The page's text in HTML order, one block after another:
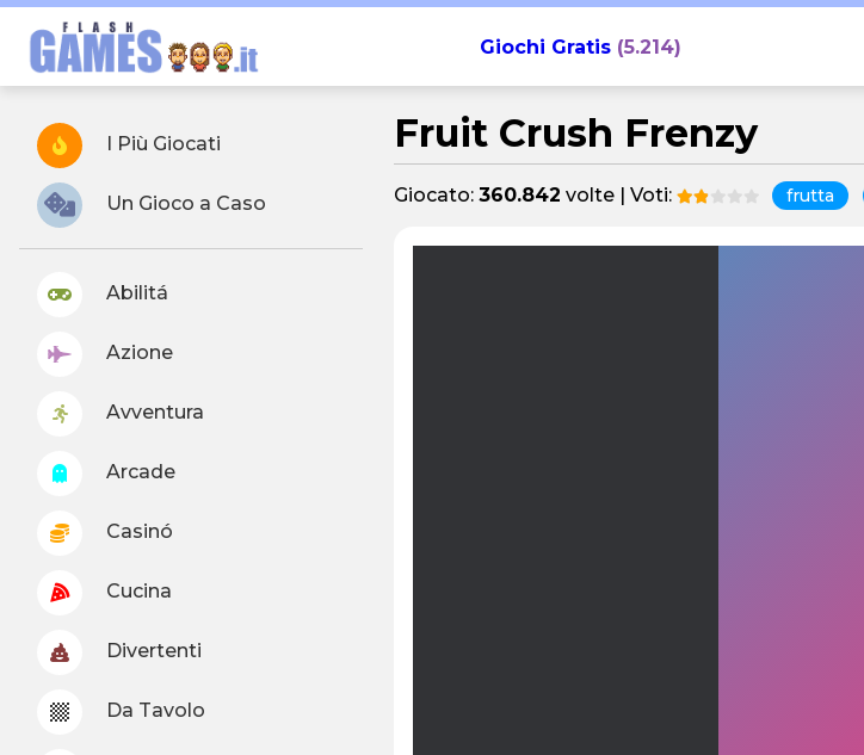
Giochi Gratis(5.214)
I Più Giocati
Un Gioco a Caso
Abilitá
Azione
Avventura
Arcade
Casinó
Cucina
Divertenti
Da Tavolo
Fruit Crush Frenzy
Giocato: 360.842 volte | Voti: frutta